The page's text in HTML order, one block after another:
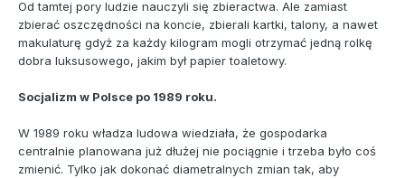
Od tamtej pory ludzie nauczyli się zbieractwa. Ale zamiast
zbierać oszczędności na koncie, zbierali kartki, talony, a nawet
makulaturę gdyż za każdy kilogram mogli otrzymać jedną rolkę
dobra luksusowego, jakim był papier toaletowy.
Socjalizm w Polsce po 1989 roku.
W 1989 roku władza ludowa wiedziała, że gospodarka
centralnie planowana już dłużej nie pociągnie i trzeba było coś
zmienić. Tylko jak dokonać diametralnych zmian tak, aby